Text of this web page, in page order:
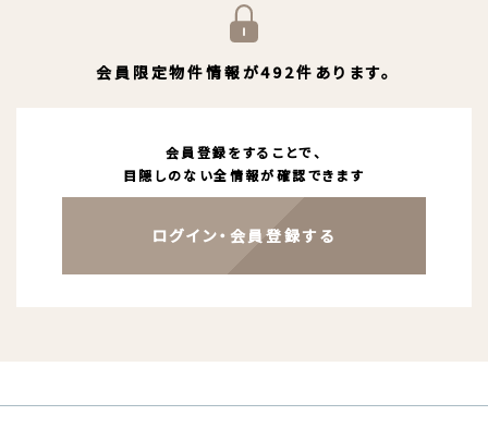
会員限定物件情報が492件あります。
会員登録をすることで、
目隠しのない全情報が確認できます
ログイン・会員登録する